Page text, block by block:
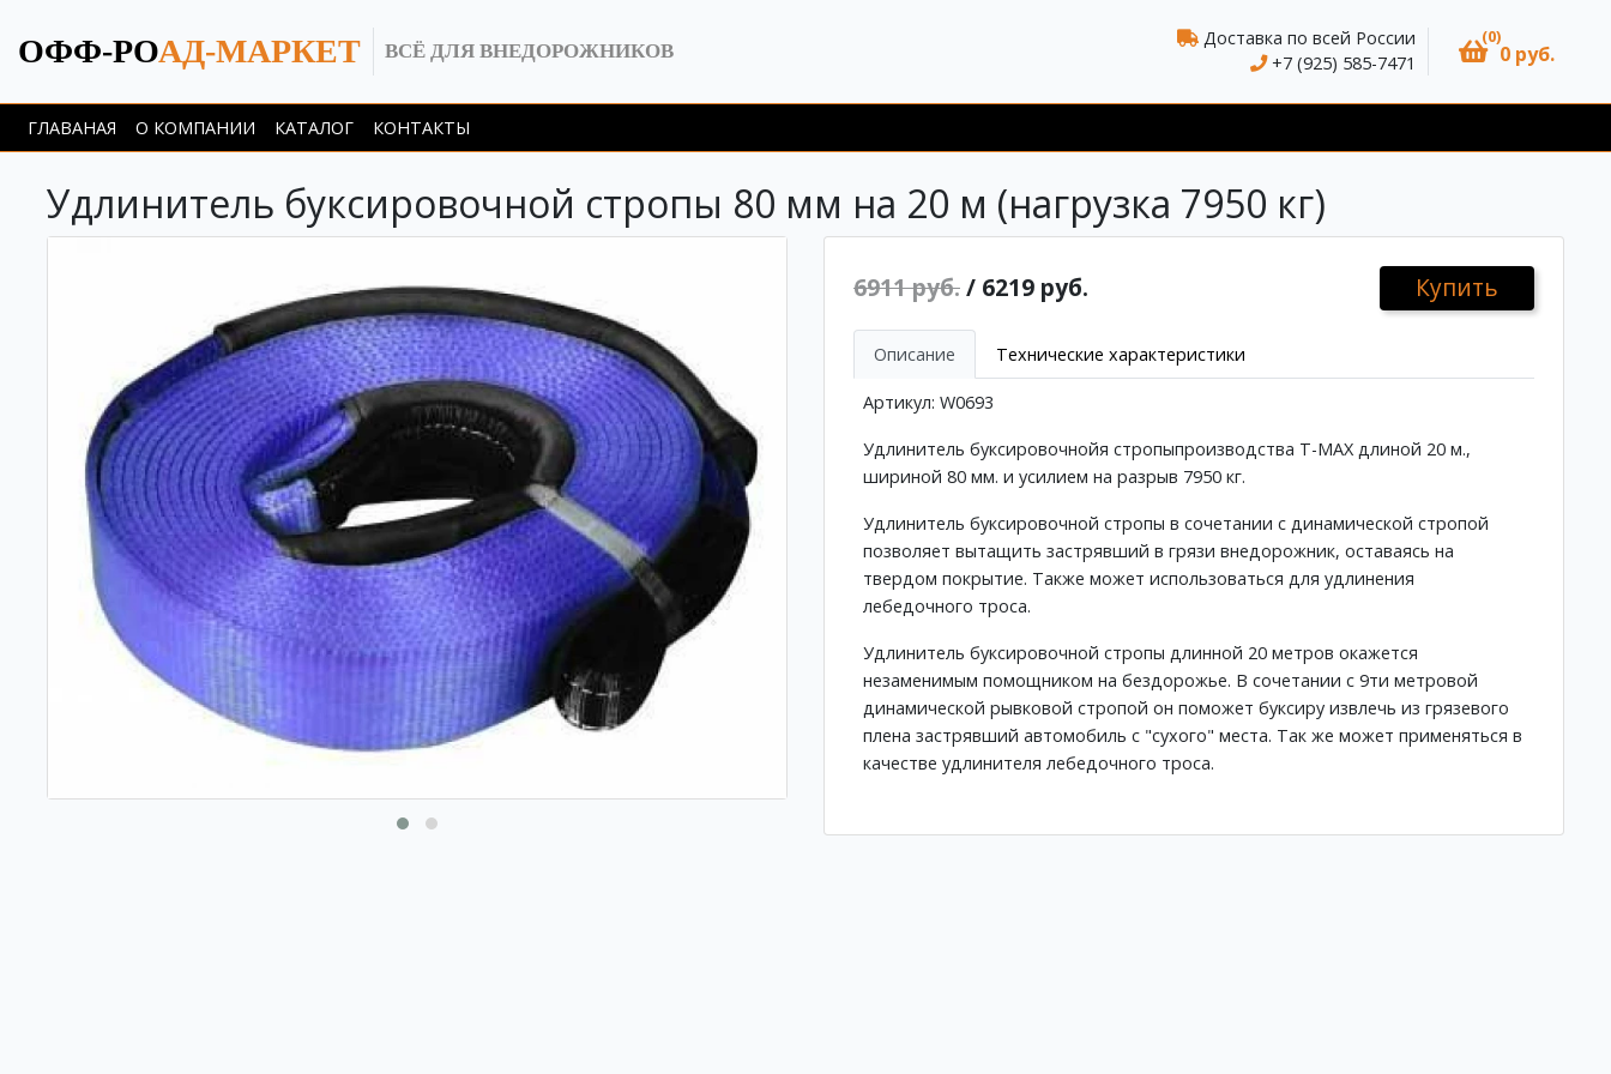
ОФФ-РОАД-МАРКЕТ ВСЁ ДЛЯ ВНЕДОРОЖНИКОВ
Доставка по всей России
+7 (925) 585-7471
(0)
0 руб.
ГЛАВАНАЯ О КОМПАНИИ КАТАЛОГ КОНТАКТЫ
Удлинитель буксировочной стропы 80 мм на 20 м (нагрузка 7950 кг)
6911 руб./ 6219 руб. Купить
Описание Технические характеристики
Артикул: W0693
Удлинитель буксировочнойя стропыпроизводства T-MAX длиной 20 м.,
шириной 80 мм. и усилием на разрыв 7950 кг.
Удлинитель буксировочной стропы в сочетании с динамической стропой
позволяет вытащить застрявший в грязи внедорожник, оставаясь на
твердом покрытие. Также может использоваться для удлинения
лебедочного троса.
Удлинитель буксировочной стропы длинной 20 метров окажется
незаменимым помощником на бездорожье. В сочетании с 9ти метровой
динамической рывковой стропой он поможет буксиру извлечь из грязевого
плена застрявший автомобиль с "сухого" места. Так же может применяться в
качестве удлинителя лебедочного троса.